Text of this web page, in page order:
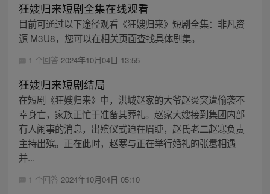
狂嫂归来短剧全集在线观看
目前可通过以下途径观看《狂嫂归来》短剧全集：非凡资
源 M3U8，您可以在相关页面查找具体剧集。
1 个回答 2024年10月04日 13:55
狂嫂归来短剧结局
在短剧《狂嫂归来》中，洪城赵家的大爷赵炎突遭偷袭不
幸身亡，家族正忙于准备其葬礼。赵家大嫂接到集团内部
有人闹事的消息，出殡仪式迫在眉睫，赵氏老二赵寒负责
主持出殡。正在此时，赵寒与正在举行婚礼的张嚣相遇
并...
1 个回答 2024年10月04日 05:10